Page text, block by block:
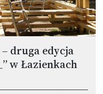
druga edycja
w Łazienkach